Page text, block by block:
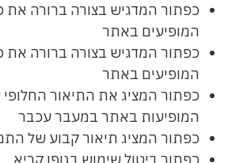
כפתור המדגיש בצורה ברורה את
המופיעים באתר
כפתור המדגיש בצורה ברורה את
המופיעים באתר
כפתור המציג את התיאור
המופיעות באתר במעבר עכבר
כפתור המציג תיאור קבוע של